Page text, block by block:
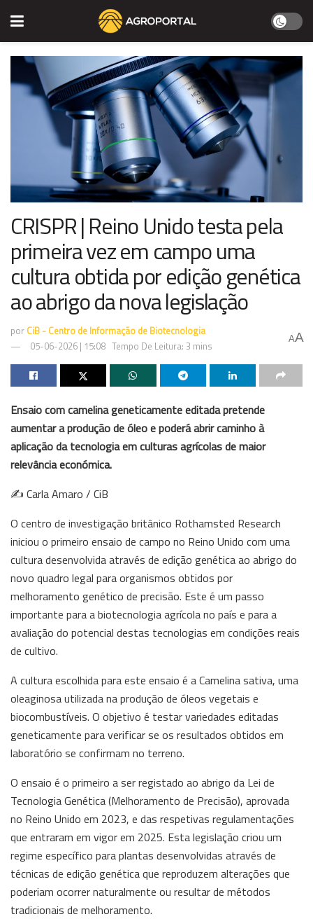
CRISPR | Reino Unido testa pela
primeira vez em campo uma
cultura obtida por edição genética
ao abrigo da nova legislação
por CiB - Centro de Informação de Biotecnologia
05-06-2026 | 15:08 Tempo De Leitura: 3 mins
AA
Ensaio com camelina geneticamente editada pretende
aumentar a produção de óleo e poderá abrir caminho à
aplicação da tecnologia em culturas agrícolas de maior
relevância económica.
✍️ Carla Amaro / CiB
O centro de investigação britânico Rothamsted Research
iniciou o primeiro ensaio de campo no Reino Unido com uma
cultura desenvolvida através de edição genética ao abrigo do
novo quadro legal para organismos obtidos por
melhoramento genético de precisão. Este é um passo
importante para a biotecnologia agrícola no país e para a
avaliação do potencial destas tecnologias em condições reais
de cultivo.
A cultura escolhida para este ensaio é a Camelina sativa, uma
oleaginosa utilizada na produção de óleos vegetais e
biocombustíveis. O objetivo é testar variedades editadas
geneticamente para verificar se os resultados obtidos em
laboratório se confirmam no terreno.
O ensaio é o primeiro a ser registado ao abrigo da Lei de
Tecnologia Genética (Melhoramento de Precisão), aprovada
no Reino Unido em 2023, e das respetivas regulamentações
que entraram em vigor em 2025. Esta legislação criou um
regime específico para plantas desenvolvidas através de
técnicas de edição genética que reproduzem alterações que
poderiam ocorrer naturalmente ou resultar de métodos
tradicionais de melhoramento.